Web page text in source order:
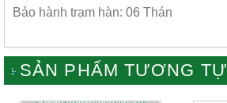
Bảo hành trạm hàn: 06 Thán
SẢN PHẨM TƯƠNG TỰ